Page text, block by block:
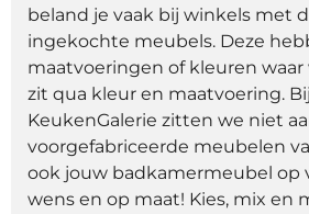
beland je vaak bij winkels met
ingekochte meubels. Deze
maatvoeringen of kleuren
zit qua kleur en maatvoering.
KeukenGalerie zitten we niet
voorgefabriceerde meubelen
ook jouw badkamermeubel op
wens en op maat! Kies, mix en